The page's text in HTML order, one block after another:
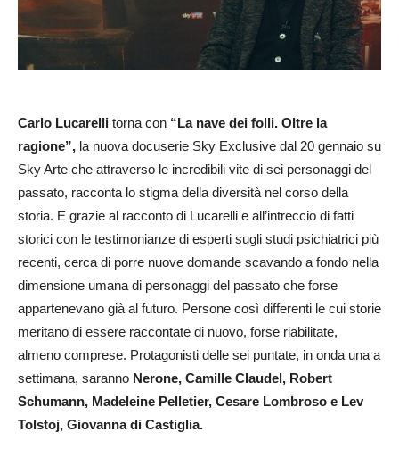
Carlo Lucarelli torna con “La nave dei folli. Oltre la
ragione”, la nuova docuserie Sky Exclusive dal 20 gennaio su
Sky Arte che attraverso le incredibili vite di sei personaggi del
passato, racconta lo stigma della diversità nel corso della
storia. E grazie al racconto di Lucarelli e all’intreccio di fatti
storici con le testimonianze di esperti sugli studi psichiatrici più
recenti, cerca di porre nuove domande scavando a fondo nella
dimensione umana di personaggi del passato che forse
appartenevano già al futuro. Persone così differenti le cui storie
meritano di essere raccontate di nuovo, forse riabilitate,
almeno comprese. Protagonisti delle sei puntate, in onda una a
settimana, saranno Nerone, Camille Claudel, Robert
Schumann, Madeleine Pelletier, Cesare Lombroso e Lev
Tolstoj, Giovanna di Castiglia.